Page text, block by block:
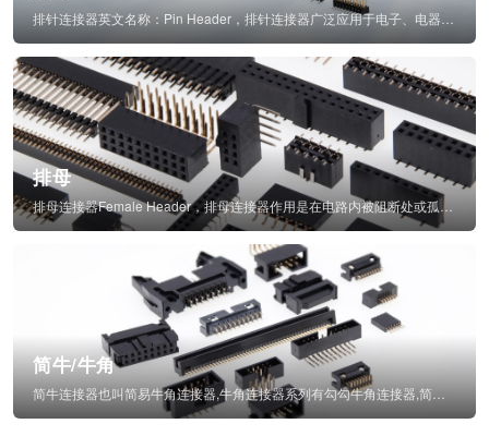
排母
排母连接器Female Header，排母连接器作用是在电路内被阻断处或孤立不通...
简牛/牛角